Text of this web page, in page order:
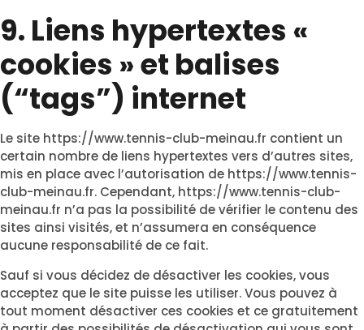
9. Liens hypertextes «
cookies » et balises
(“tags”) internet
Le site https://www.tennis-club-meinau.fr contient un
certain nombre de liens hypertextes vers d’autres sites,
mis en place avec l’autorisation de https://www.tennis-
club-meinau.fr. Cependant, https://www.tennis-club-
meinau.fr n’a pas la possibilité de vérifier le contenu des
sites ainsi visités, et n’assumera en conséquence
aucune responsabilité de ce fait.
Sauf si vous décidez de désactiver les cookies, vous
acceptez que le site puisse les utiliser. Vous pouvez à
tout moment désactiver ces cookies et ce gratuitement